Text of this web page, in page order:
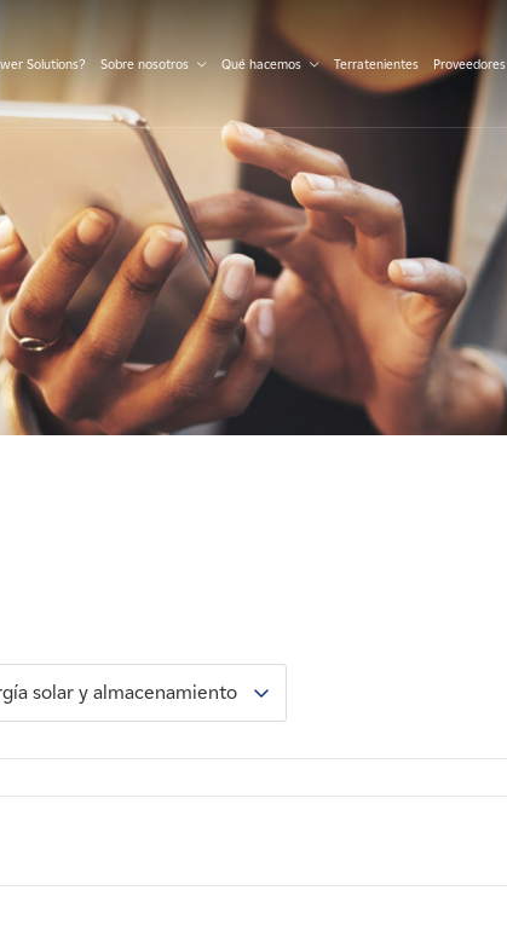
Solutions? Sobre nosotros Qué hacemos Terratenientes Proveedores
solar y almacenamiento